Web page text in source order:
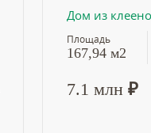
Дом из
Площадь
167,94 м2
7.1 млн ₽